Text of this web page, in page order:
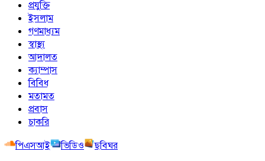
প্রযুক্তি
ইসলাম
গণমাধ্যম
স্বাস্থ্য
আদালত
ক্যাম্পাস
বিবিধ
মতামত
প্রবাস
চাকরি
পিএসআই
ভিডিও
ছবিঘর